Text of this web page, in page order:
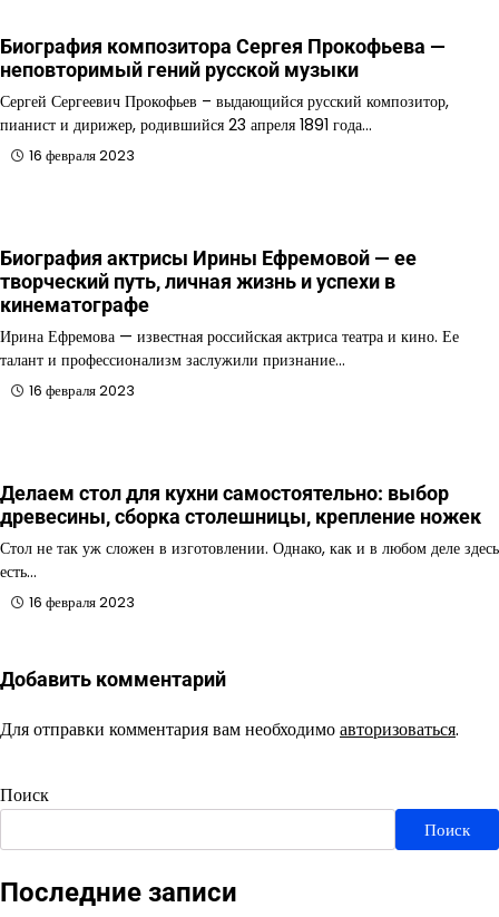
Биография композитора Сергея Прокофьева —
неповторимый гений русской музыки
Сергей Сергеевич Прокофьев – выдающийся русский композитор,
пианист и дирижер, родившийся 23 апреля 1891 года…
16 февраля 2023
Биография актрисы Ирины Ефремовой — ее
творческий путь, личная жизнь и успехи в
кинематографе
Ирина Ефремова — известная российская актриса театра и кино. Ее
талант и профессионализм заслужили признание…
16 февраля 2023
Делаем стол для кухни самостоятельно: выбор
древесины, сборка столешницы, крепление ножек
Стол не так уж сложен в изготовлении. Однако, как и в любом деле здесь
есть…
16 февраля 2023
Добавить комментарий
Для отправки комментария вам необходимоавторизоваться.
Поиск
Поиск
Последние записи